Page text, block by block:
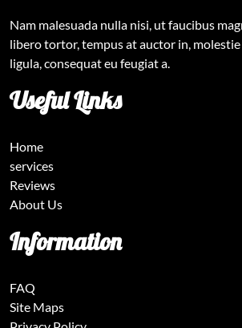
Nam malesuada nulla nisi, ut faucibus
libero tortor, tempus at auctor in,
ligula, consequat eu feugiat a.
Useful Links
Home
services
Reviews
About Us
Information
FAQ
Site Maps